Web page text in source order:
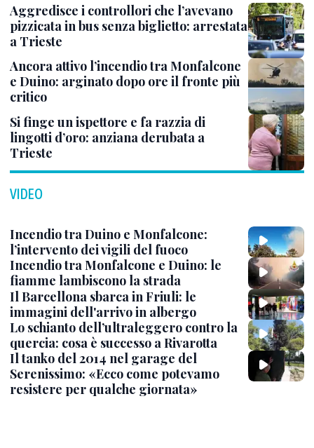
Aggredisce i controllori che l’avevano
pizzicata in bus senza biglietto: arrestata
a Trieste
Ancora attivo l’incendio tra Monfalcone
e Duino: arginato dopo ore il fronte più
critico
Si finge un ispettore e fa razzia di
lingotti d’oro: anziana derubata a
Trieste
VIDEO
Incendio tra Duino e Monfalcone:
l’intervento dei vigili del fuoco
Incendio tra Monfalcone e Duino: le
fiamme lambiscono la strada
Il Barcellona sbarca in Friuli: le
immagini dell'arrivo in albergo
Lo schianto dell’ultraleggero contro la
quercia: cosa è successo a Rivarotta
Il tanko del 2014 nel garage del
Serenissimo: «Ecco come potevamo
resistere per qualche giornata»